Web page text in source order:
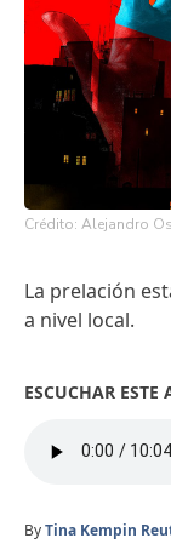
Crédito: Alejandro
La prelación
a nivel local.
ESCUCHAR ESTE
ByTina Kempin